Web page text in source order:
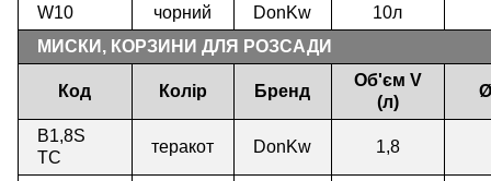
W10 чорний DonKw
10л
МИСКИ, КОРЗИНИ ДЛЯ РОЗСАДИ
Код Колір Бренд
Об'єм V
(л)
B1,8S
TC
теракот DonKw 1,8